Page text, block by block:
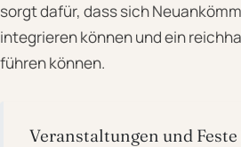
sorgt dafür, dass sich
integrieren können und ein
führen können.
Veranstaltungen und